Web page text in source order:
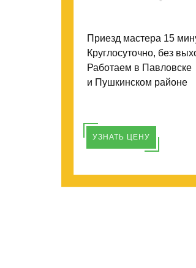
Приезд мастера 15
Круглосуточно, без
Работаем в Павловске
и Пушкинском районе
УЗНАТЬ ЦЕНУ